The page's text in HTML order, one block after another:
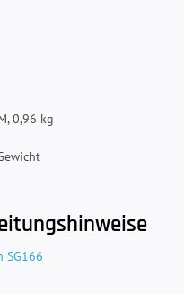
0,96 kg
SG166